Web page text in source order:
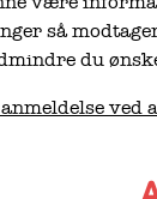
så
du
ved